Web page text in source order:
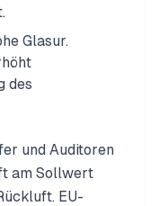
Glasur.
des
und Auditoren
am Sollwert
EU-